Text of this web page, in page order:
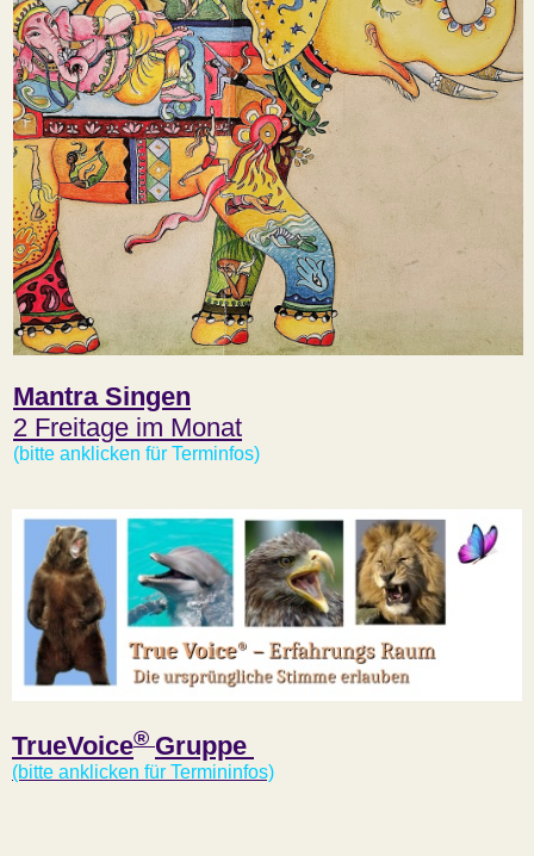
Mantra Singen
2 Freitage im Monat
(bitte anklicken für Terminfos)
TrueVoice® Gruppe
(bitte anklicken für Termininfos)